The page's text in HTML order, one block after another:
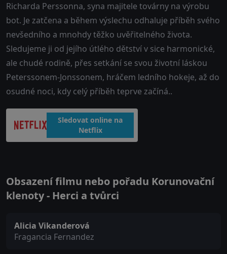
Richarda Perssonna, syna majitele továrny na výrobu
bot. Je zatčena a během výslechu odhaluje příběh svého
nevšedního a mnohdy těžko uvěřitelného života.
Sledujeme ji od jejího útlého dětství v sice harmonické,
ale chudé rodině, přes setkání se svou životní láskou
Peterssonem-Jonssonem, hráčem ledního hokeje, až do
osudné noci, kdy celý příběh teprve začíná..
Sledovat online na
Netflix
Obsazení filmu nebo pořadu Korunovační
klenoty - Herci a tvůrci
Alicia Vikanderová
Fragancia Fernandez